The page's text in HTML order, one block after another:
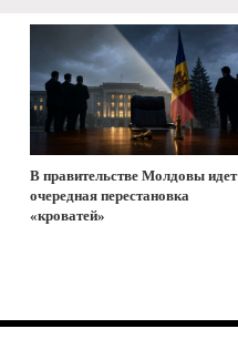
В правительстве Молдовы идет
очередная перестановка
«кроватей»